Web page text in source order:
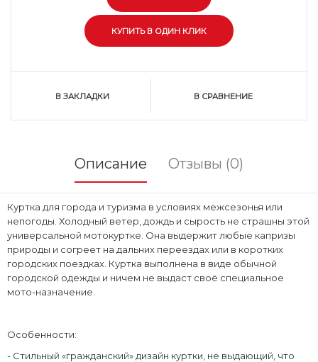
В ЗАКЛАДКИ В СРАВНЕНИЕ
Описание Отзывы (0)
Куртка для города и туризма в условиях межсезонья или
непогоды. Холодный ветер, дождь и сырость не страшны этой
универсальной мотокуртке. Она выдержит любые капризы
природы и согреет на дальних переездах или в коротких
городских поездках. Куртка выполнена в виде обычной
городской одежды и ничем не выдаст своё специальное
мото-назначение.
Особенности:
- Стильный «гражданский» дизайн куртки, не выдающий, что